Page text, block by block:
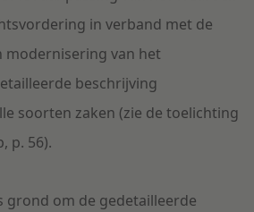
in verband met de
modernisering van het
beschrijving
soorten zaken (zie de toelichting
p. 56).
grond om de gedetailleerde